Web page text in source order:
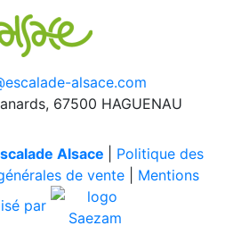
alsace.com
67500 HAGUENAU
Alsace
Politique des
de vente| Mentions
par